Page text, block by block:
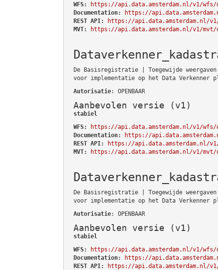
WFS:
https://api.data.amsterdam.nl/v1/wfs/
Documentation:
https://
REST API:
https://api.data.amsterdam.nl/v1/
MVT:
https://api.data.amsterdam.nl/v1/mvt/
De Basisregistratie | Toegewijde
voor implementatie op het Data Verkenner
Autorisatie: OPENBAAR
Aanbevolen versie (v1)
stabiel
WFS:
https://api.data.amsterdam.nl/v1/wfs/
Documentation:
https://
REST API:
https://api.data.amsterdam.nl/
MVT:
https://api.data.amsterdam.nl/v1/
De Basisregistratie | Toegewijde
voor implementatie op het Data Verkenner
Autorisatie: OPENBAAR
Aanbevolen versie (v1)
stabiel
WFS:
https://api.data.amsterdam.nl/v1/wfs/
Documentation:
https://
REST API:
https://api.data.amsterdam.nl/